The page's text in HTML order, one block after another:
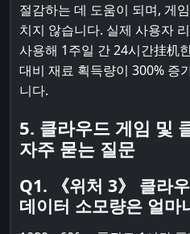
절감하는 데 도움이 되며, 게
치지 않습니다. 실제 사용자
사용해 1주일 간 24시간挂机
대비 재료 획득량이 300% 증
니다.
5. 클라우드 게임 및
자주 묻는 질문
Q1. 《위처 3》 클라
데이터 소모량은 얼마